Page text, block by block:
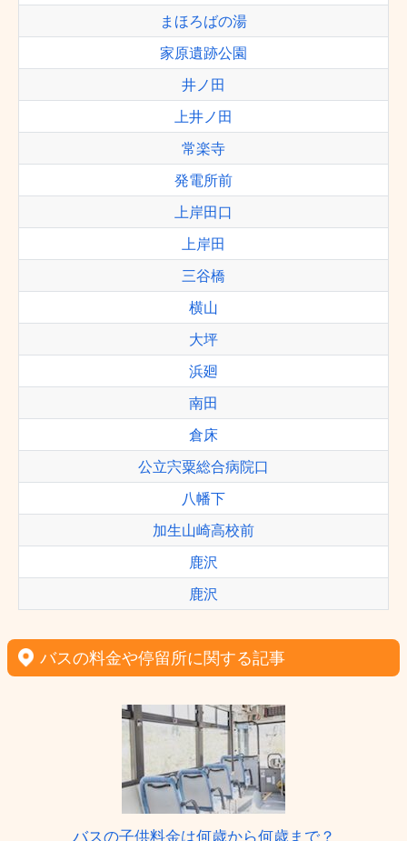
まほろばの湯
家原遺跡公園
井ノ田
上井ノ田
常楽寺
発電所前
上岸田口
上岸田
三谷橋
横山
大坪
浜廻
南田
倉床
公立宍粟総合病院口
八幡下
加生山崎高校前
鹿沢
鹿沢
バスの料金や停留所に関する記事
バスの子供料金は何歳から何歳まで？